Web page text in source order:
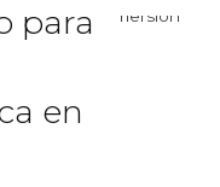
para
en